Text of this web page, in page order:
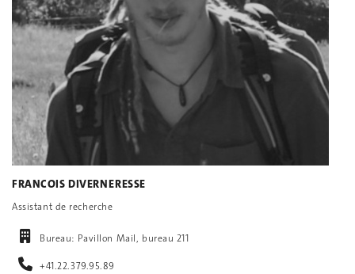
FRANCOIS DIVERNERESSE
Assistant de recherche
Bureau: Pavillon Mail, bureau 211
+41.22.379.95.89